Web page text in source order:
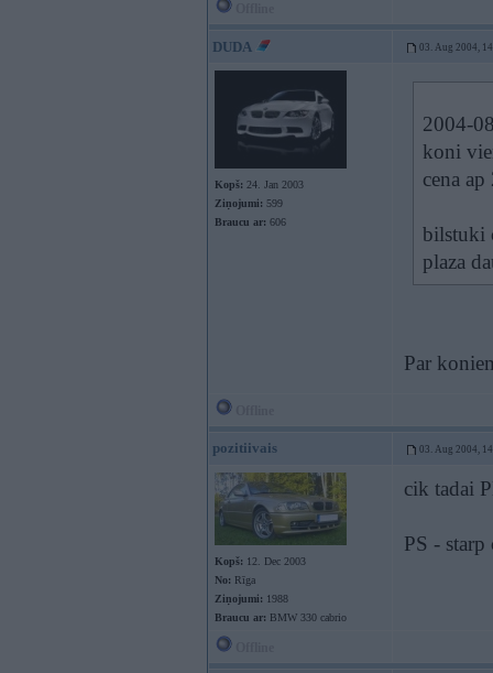
DUDA 03. Aug 2004,
Kopš: 24. Jan 2003
Ziņojumi: 599
Braucu ar: 606
2004-
koni
cena
bilstuki
plaza
Par
pozitiivais 03. Aug 2004,
Kopš: 12. Dec 2003
No: Rīga
Ziņojumi: 1988
Braucu ar: BMW 330 cabrio
cik tadai
PS -